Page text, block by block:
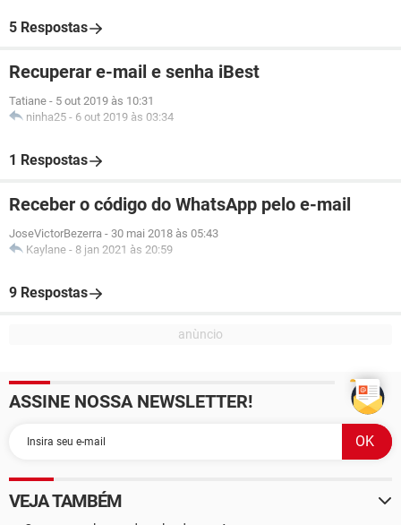
5 Respostas
Recuperar e-mail e senha iBest
Tatiane - 5 out 2019 às 10:31
ninha25 - 6 out 2019 às 03:34
1 Respostas
Receber o código do WhatsApp pelo e-mail
JoseVictorBezerra - 30 mai 2018 às 05:43
Kaylane - 8 jan 2021 às 20:59
9 Respostas
ASSINE NOSSA NEWSLETTER!
VEJA TAMBÉM